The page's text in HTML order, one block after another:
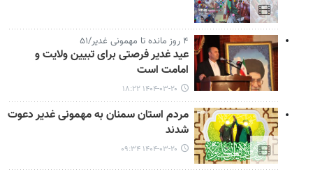
۴ روز مانده تا مهمونی غدیر/۵۱
عید غدیر فرصتی برای تبیین ولایت و
امامت است
۱۴۰۴-۰۳-۲۰ ۱۸:۲۲
مردم استان سمنان به مهمونی غدیر دعوت
شدند
۱۴۰۴-۰۳-۲۰ ۰۹:۳۴